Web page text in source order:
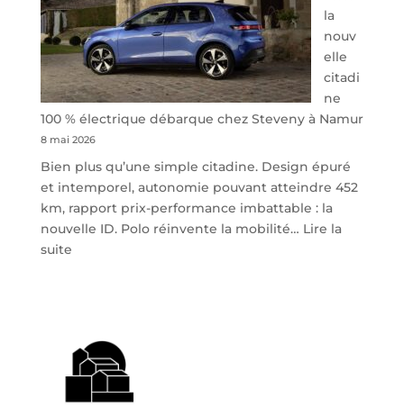
la
nouv
elle
citadi
ne
100 % électrique débarque chez Steveny à Namur
8 mai 2026
Bien plus qu’une simple citadine. Design épuré
et intemporel, autonomie pouvant atteindre 452
km, rapport prix-performance imbattable : la
nouvelle ID. Polo réinvente la mobilité… Lire la
suite:
la
nouvelle
citadine